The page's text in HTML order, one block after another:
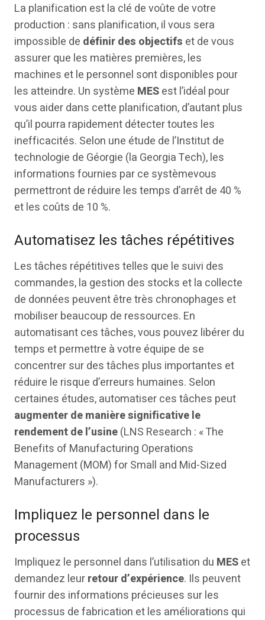
La planification est la clé de voûte de votre
production : sans planification, il vous sera
impossible de définir des objectifs et de vous
assurer que les matières premières, les
machines et le personnel sont disponibles pour
les atteindre. Un système MESest l’idéal pour
vous aider dans cette planification, d’autant plus
qu’il pourra rapidement détecter toutes les
inefficacités. Selon une étude de l’Institut de
technologie de Géorgie (la Georgia Tech), les
informations fournies par ce systèmevous
permettront de réduire les temps d’arrêt de 40 %
et les coûts de 10 %.
Automatisez les tâches répétitives
Les tâches répétitives telles que le suivi des
commandes, la gestion des stocks et la collecte
de données peuvent être très chronophages et
mobiliser beaucoup de ressources. En
automatisant ces tâches, vous pouvez libérer du
temps et permettre à votre équipe de se
concentrer sur des tâches plus importantes et
réduire le risque d’erreurs humaines. Selon
certaines études, automatiser ces tâches peut
augmenter de manière significative le
rendement de l’usine(LNS Research : « The
Benefits of Manufacturing Operations
Management (MOM) for Small and Mid-Sized
Manufacturers »).
Impliquez le personnel dans le
processus
Impliquez le personnel dans l’utilisation du MESet
demandez leurretour d’expérience. Ils peuvent
fournir des informations précieuses sur les
processus de fabrication et les améliorations qui